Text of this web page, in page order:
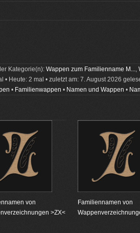
Kategorie(n): Wappen zum Familienname M...,
Heute: 2 mal • zuletzt am: 7. August 2026
• Familienwappen • Namen und Wappen •
von
>ZX<
Familiennamen von